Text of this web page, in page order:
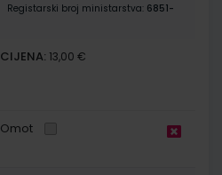
Registarski broj ministarstva: 6851-
CIJENA: 13,00 €
Omot